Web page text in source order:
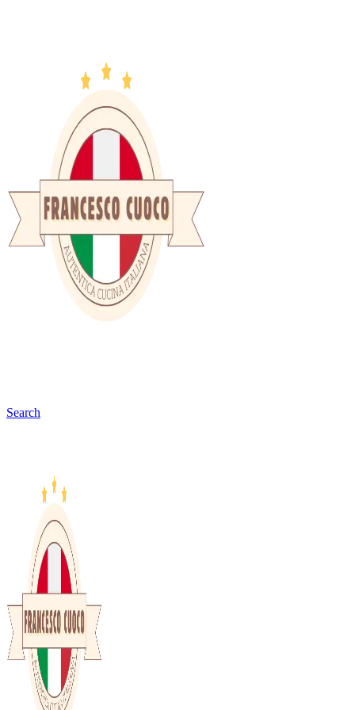
Search